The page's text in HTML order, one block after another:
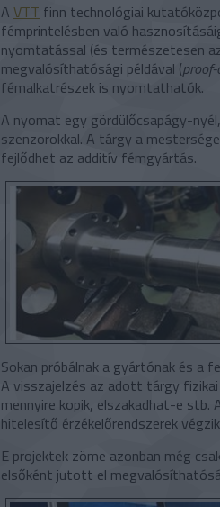
A VTT finn technológiai
fémprintelésben való
nyomtatással (és természetesen
megvalósíthatósági példával (
fémalkatrészek is nyomtathatók.
A nyomat egy gördülőcsapágy-
szenzorokkal. A tárgy a
fejlődhet az additív fémgyártás.
Sokan próbálnak a gyártónak és a
A visszajelzés az adott tárgy
mennyire kopik, elszakadhat-e
hitelesítő érzékelőrendszerek
E projektek zöme azonban még
elsőként jutott el